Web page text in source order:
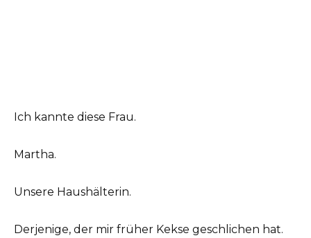
Ich kannte diese Frau.
Martha.
Unsere Haushälterin.
Derjenige, der mir früher Kekse geschlichen hat.